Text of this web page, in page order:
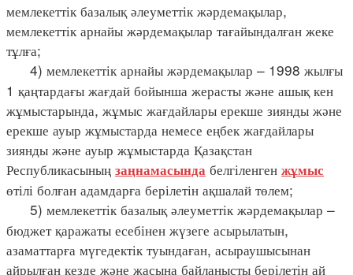
мемлекеттік базалық әлеуметтік жәрдемақылар,
мемлекеттік арнайы жәрдемақылар тағайындалған жеке
тұлға;
4) мемлекеттік арнайы жәрдемақылар – 1998 жылғы
1 қаңтардағы жағдай бойынша жерасты және ашық кен
жұмыстарында, жұмыс жағдайлары ерекше зиянды және
ерекше ауыр жұмыстарда немесе еңбек жағдайлары
зиянды және ауыр жұмыстарда Қазақстан
Республикасының заңнамасында белгіленген жұмыс
өтілі болған адамдарға берілетін ақшалай төлем;
5) мемлекеттік базалық әлеуметтік жәрдемақылар –
бюджет қаражаты есебінен жүзеге асырылатын,
азаматтарға мүгедектік туындаған, асыраушысынан
айрылған кезде және жасына байланысты берілетін ай